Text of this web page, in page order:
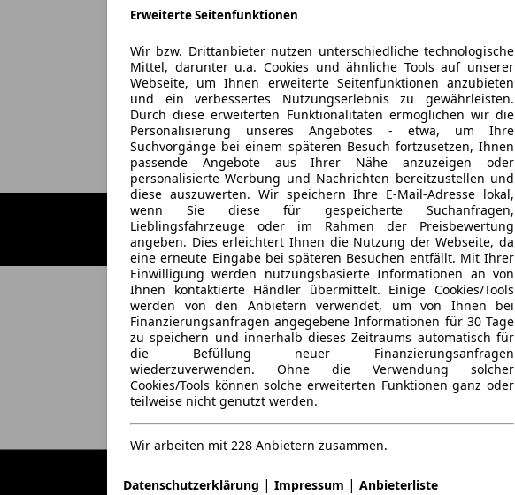
Erweiterte Seitenfunktionen
Wir bzw. Drittanbieter nutzen unterschiedliche technologische
Mittel, darunter u.a. Cookies und ähnliche Tools auf unserer
Webseite, um Ihnen erweiterte Seitenfunktionen anzubieten
und ein verbessertes Nutzungserlebnis zu gewährleisten.
Durch diese erweiterten Funktionalitäten ermöglichen wir die
Personalisierung unseres Angebotes - etwa, um Ihre
Suchvorgänge bei einem späteren Besuch fortzusetzen, Ihnen
passende Angebote aus Ihrer Nähe anzuzeigen oder
personalisierte Werbung und Nachrichten bereitzustellen und
diese auszuwerten. Wir speichern Ihre E-Mail-Adresse lokal,
wenn Sie diese für gespeicherte Suchanfragen,
Lieblingsfahrzeuge oder im Rahmen der Preisbewertung
angeben. Dies erleichtert Ihnen die Nutzung der Webseite, da
eine erneute Eingabe bei späteren Besuchen entfällt. Mit Ihrer
Einwilligung werden nutzungsbasierte Informationen an von
Ihnen kontaktierte Händler übermittelt. Einige Cookies/Tools
werden von den Anbietern verwendet, um von Ihnen bei
Finanzierungsanfragen angegebene Informationen für 30 Tage
zu speichern und innerhalb dieses Zeitraums automatisch für
die Befüllung neuer Finanzierungsanfragen
wiederzuverwenden. Ohne die Verwendung solcher
Cookies/Tools können solche erweiterten Funktionen ganz oder
teilweise nicht genutzt werden.
Wir arbeiten mit 228 Anbietern zusammen.
Datenschutzerklärung | Impressum | Anbieterliste